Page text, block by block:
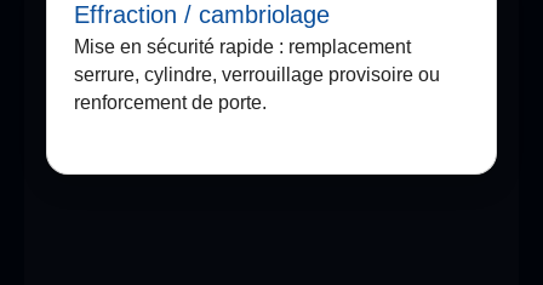
Effraction / cambriolage
Mise en sécurité rapide : remplacement
serrure, cylindre, verrouillage provisoire ou
renforcement de porte.